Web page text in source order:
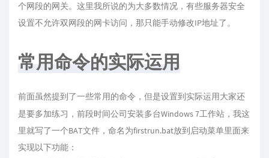
个网段的网关。这里我所说的为大多数情况，有些服务器安全
设置不允许双网段的网卡访问，那只能手动修改IP地址了。
常用命令的实际运用
前面虽然提到了一些常用的命令，但是设置到实际运用大家还
是要多加练习，前段时间公司安装多台Windows 7工作站，我这
里就写了一个BAT文件，命名为firstrun.bat放到启动菜单里面来
实现以下功能：